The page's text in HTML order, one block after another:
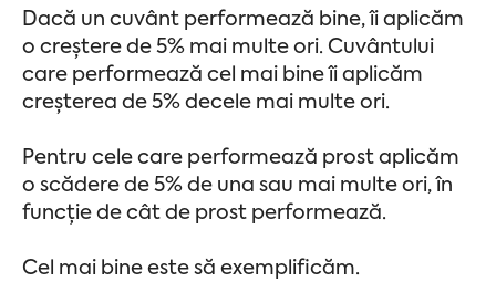
Dacă un cuvânt performează bine, îi aplicăm
o creștere de 5% mai multe ori. Cuvântului
care performează cel mai bine îi aplicăm
creșterea de 5% decele mai multe ori.
Pentru cele care performează prost aplicăm
o scădere de 5% de una sau mai multe ori, în
funcție de cât de prost performează.
Cel mai bine este să exemplificăm.